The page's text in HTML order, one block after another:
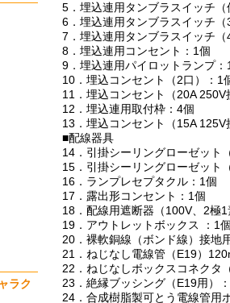
ラク
5．埋込連用タンブラスイッチ
6．埋込連用タンブラスイッチ
7．埋込連用タンブラスイッチ
8．埋込連用コンセント：1個
9．埋込連用パイロットランプ：
10．埋込コンセント（2口）：1
11．埋込コンセント（20A
12．埋込連用取付枠：4個
13．埋込コンセント（15A
■配線器具
14．引掛シーリングローゼット
15．引掛シーリングローゼット
16．ランプレセプタクル：1個
17．露出形コンセント：1個
18．配線用遮断器（100V、2極
19．アウトレットボックス ：1
20．裸軟銅線（ボンド線）接地
21．ねじなし電線管（E19）
22．ねじなしボックスコネクタ
23．絶縁ブッシング（E19用）
24．合成樹脂製可とう電線管用